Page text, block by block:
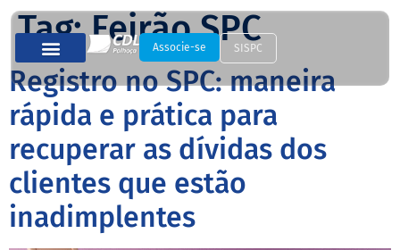
Associe-se SISPC
Tag:Feirão SPC
Registro no SPC: maneira
rápida e prática para
recuperar as dívidas dos
clientes que estão
inadimplentes